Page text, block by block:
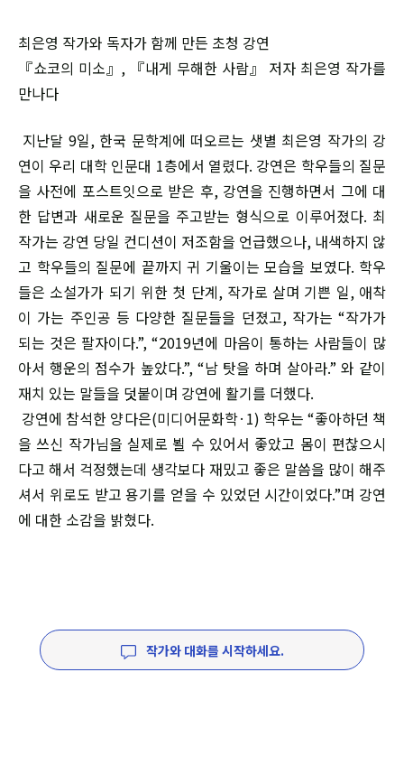
최은영 작가와 독자가 함께 만든 초청 강연
『쇼코의 미소』, 『내게 무해한 사람』 저자 최은영 작가를
만나다
지난달 9일, 한국 문학계에 떠오르는 샛별 최은영 작가의 강
연이 우리 대학 인문대 1층에서 열렸다. 강연은 학우들의 질문
을 사전에 포스트잇으로 받은 후, 강연을 진행하면서 그에 대
한 답변과 새로운 질문을 주고받는 형식으로 이루어졌다. 최
작가는 강연 당일 컨디션이 저조함을 언급했으나, 내색하지 않
고 학우들의 질문에 끝까지 귀 기울이는 모습을 보였다. 학우
들은 소설가가 되기 위한 첫 단계, 작가로 살며 기쁜 일, 애착
이 가는 주인공 등 다양한 질문들을 던졌고, 작가는 “작가가
되는 것은 팔자이다.”, “2019년에 마음이 통하는 사람들이 많
아서 행운의 점수가 높았다.”, “남 탓을 하며 살아라.” 와 같이
재치 있는 말들을 덧붙이며 강연에 활기를 더했다.
강연에 참석한 양다은(미디어문화학·1) 학우는 “좋아하던 책
을 쓰신 작가님을 실제로 뵐 수 있어서 좋았고 몸이 편찮으시
다고 해서 걱정했는데 생각보다 재밌고 좋은 말씀을 많이 해주
셔서 위로도 받고 용기를 얻을 수 있었던 시간이었다.”며 강연
에 대한 소감을 밝혔다.
작가와 대화를 시작하세요.